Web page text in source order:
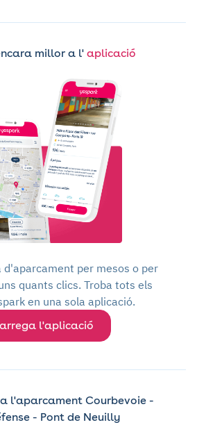
millor a l' aplicació
d'aparcament per mesos o per
quants clics. Troba tots els
en una sola aplicació.
l'aplicació
l'aparcament Courbevoie -
- Pont de Neuilly